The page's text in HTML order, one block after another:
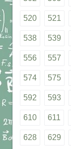
520 521
538 539
556 557
574 575
592 593
610 611
628 629